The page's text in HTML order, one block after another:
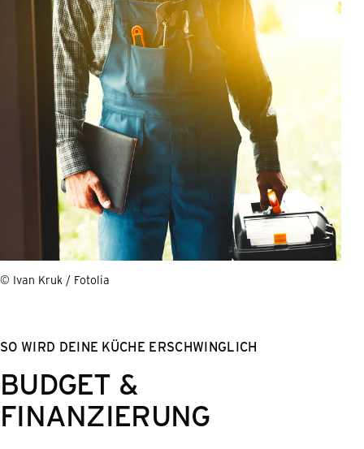
© Ivan Kruk / Fotolia
SO WIRD DEINE KÜCHE ERSCHWINGLICH
BUDGET &
FINANZIERUNG